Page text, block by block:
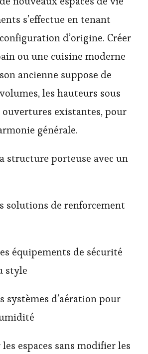
s’effectue en tenant
d’origine. Créer
ou une cuisine moderne
ancienne suppose de
les hauteurs sous
existantes, pour
générale.
structure porteuse avec un
solutions de renforcement
équipements de sécurité
style
systèmes d’aération pour
espaces sans modifier les